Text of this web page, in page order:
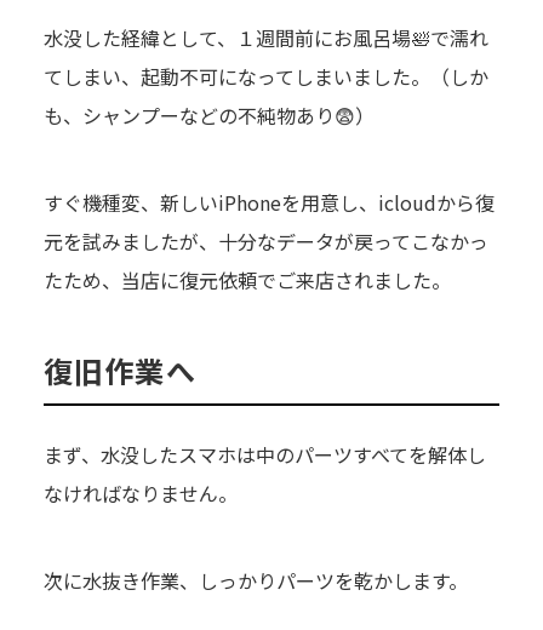
水没した経緯として、１週間前にお風呂場🛀で濡れ
てしまい、起動不可になってしまいました。（しか
も、シャンプーなどの不純物あり😨）
すぐ機種変、新しいiPhoneを用意し、icloudから復
元を試みましたが、十分なデータが戻ってこなかっ
たため、当店に復元依頼でご来店されました。
復旧作業へ
まず、水没したスマホは中のパーツすべてを解体し
なければなりません。
次に水抜き作業、しっかりパーツを乾かします。